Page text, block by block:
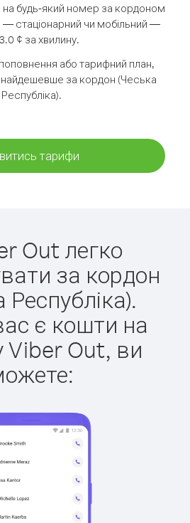
будь-який номер за кордоном
— стаціонарний чи мобільний —
3.0 ¢ за хвилину.
або тарифний план,
за кордон (Чеська
Республіка).
тарифи
Out легко
за кордон
Республіка).
є кошти на
Viber Out, ви